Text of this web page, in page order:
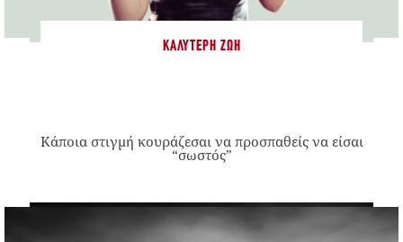
ΚΑΛΎΤΕΡΗ ΖΩΉ
Κάποια στιγμή κουράζεσαι να προσπαθείς να είσαι
“σωστός”